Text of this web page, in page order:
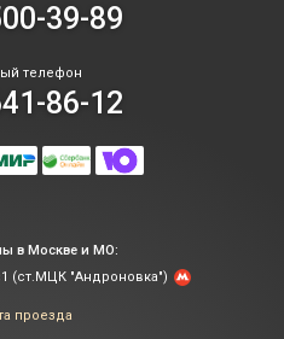
39-89
телефон
86-12
в Москве и МО:
(ст.МЦК "Андроновка")
проезда